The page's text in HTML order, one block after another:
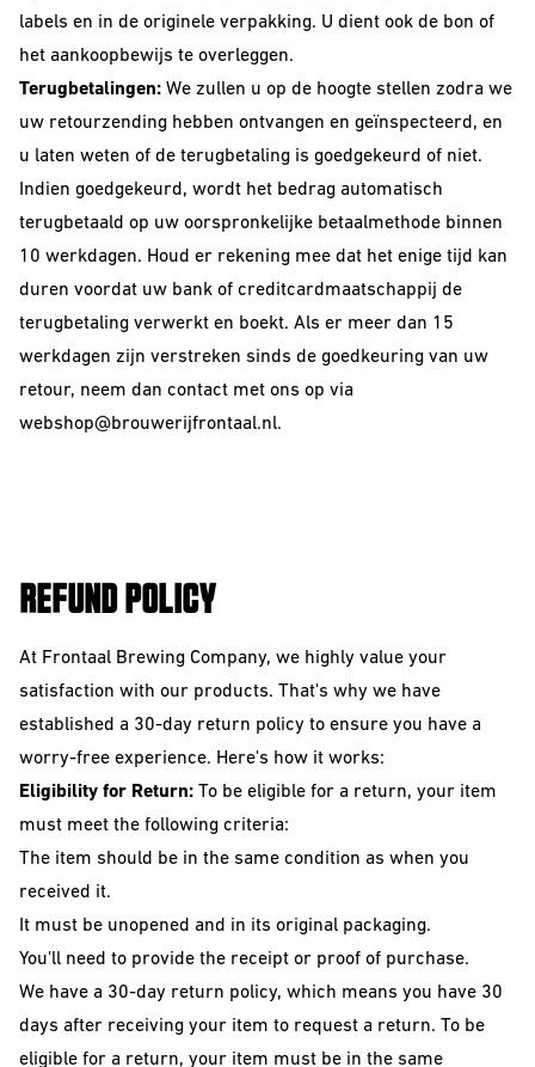
labels en in de originele verpakking. U dient ook de bon of
het aankoopbewijs te overleggen.
Terugbetalingen: We zullen u op de hoogte stellen zodra we
uw retourzending hebben ontvangen en geïnspecteerd, en
u laten weten of de terugbetaling is goedgekeurd of niet.
Indien goedgekeurd, wordt het bedrag automatisch
terugbetaald op uw oorspronkelijke betaalmethode binnen
10 werkdagen. Houd er rekening mee dat het enige tijd kan
duren voordat uw bank of creditcardmaatschappij de
terugbetaling verwerkt en boekt. Als er meer dan 15
werkdagen zijn verstreken sinds de goedkeuring van uw
retour, neem dan contact met ons op via
webshop@brouwerijfrontaal.nl.
REFUND POLICY
At Frontaal Brewing Company, we highly value your
satisfaction with our products. That's why we have
established a 30-day return policy to ensure you have a
worry-free experience. Here's how it works:
Eligibility for Return: To be eligible for a return, your item
must meet the following criteria:
The item should be in the same condition as when you
received it.
It must be unopened and in its original packaging.
You'll need to provide the receipt or proof of purchase.
We have a 30-day return policy, which means you have 30
days after receiving your item to request a return. To be
eligible for a return, your item must be in the same